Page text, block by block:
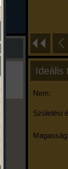
Ideális
Nem:
Születési
Magasság: